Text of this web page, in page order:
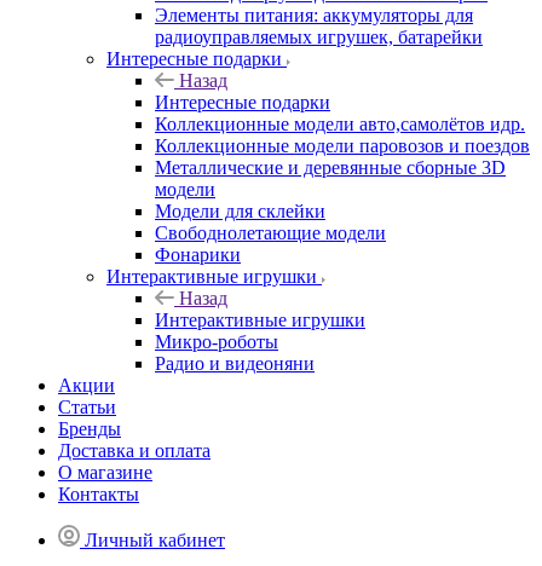
Элементы питания: аккумуляторы для
радиоуправляемых игрушек, батарейки
Интересные подарки
Назад
Интересные подарки
Коллекционные модели авто,самолётов идр.
Коллекционные модели паровозов и поездов
Металлические и деревянные сборные 3D
модели
Модели для склейки
Свободнолетающие модели
Фонарики
Интерактивные игрушки
Назад
Интерактивные игрушки
Микро-роботы
Радио и видеоняни
Акции
Статьи
Бренды
Доставка и оплата
О магазине
Контакты
Личный кабинет